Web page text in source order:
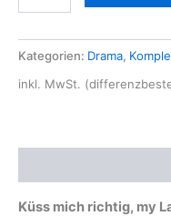
Kategorien: Drama,
inkl. MwSt.
Küss mich richtig, my